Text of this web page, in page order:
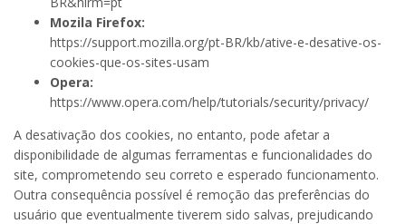
Mozila Firefox:
https://support.mozilla.org/pt-BR/kb/ative-e-desative-os-
cookies-que-os-sites-usam
Opera:
https://www.opera.com/help/tutorials/security/privacy/
A desativação dos cookies, no entanto, pode afetar a
disponibilidade de algumas ferramentas e funcionalidades do
site, comprometendo seu correto e esperado funcionamento.
Outra consequência possível é remoção das preferências do
usuário que eventualmente tiverem sido salvas, prejudicando